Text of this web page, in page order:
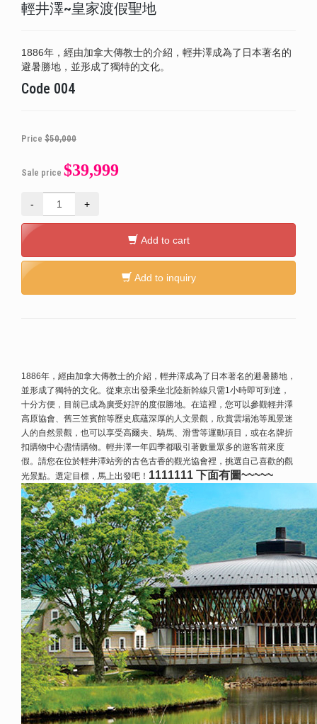
輕井澤~皇家渡假聖地
1886年，經由加拿大傳教士的介紹，輕井澤成為了日本著名的
避暑勝地，並形成了獨特的文化。
Code 004
Price $50,000
Sale price $39,999
- +
Add to cart
Add to inquiry
1886年，經由加拿大傳教士的介紹，輕井澤成為了日本著名的避暑勝地，
並形成了獨特的文化。從東京出發乘坐北陸新幹線只需1小時即可到達，
十分方便，目前已成為廣受好評的度假勝地。在這裡，您可以參觀輕井澤
高原協會、舊三笠賓館等歷史底蘊深厚的人文景觀，欣賞雲場池等風景迷
人的自然景觀，也可以享受高爾夫、騎馬、滑雪等運動項目，或在名牌折
扣購物中心盡情購物。輕井澤一年四季都吸引著數量眾多的遊客前來度
假。請您在位於輕井澤站旁的古色古香的觀光協會裡，挑選自己喜歡的觀
光景點。選定目標，馬上出發吧！ 1111111 下面有圖~~~~~